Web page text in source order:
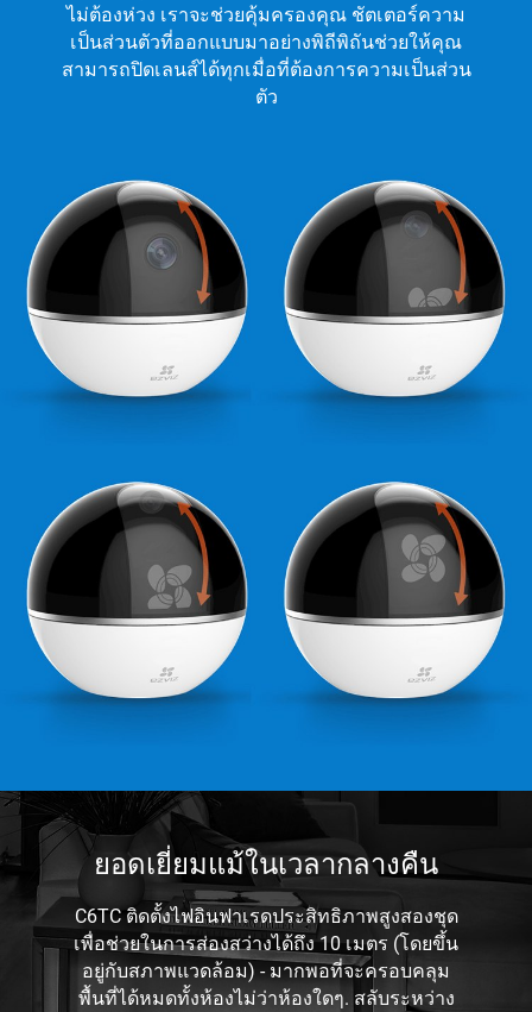
ไม่ต้องห่วง เราจะช่วยคุ้มครองคุณ ชัตเตอร์ความ
เป็นส่วนตัวที่ออกแบบมาอย่างพิถีพิถันช่วยให้คุณ
สามารถปิดเลนส์ได้ทุกเมื่อที่ต้องการความเป็นส่วน
ตัว
ยอดเยี่ยมแม้ในเวลากลางคืน
C6TC ติดตั้งไฟอินฟาเรดประสิทธิภาพสูงสองชุด
เพื่อช่วยในการส่องสว่างได้ถึง 10 เมตร (โดยขึ้น
อยู่กับสภาพแวดล้อม) - มากพอที่จะครอบคลุม
พื้นที่ได้หมดทั้งห้องไม่ว่าห้องใดๆ. สลับระหว่าง